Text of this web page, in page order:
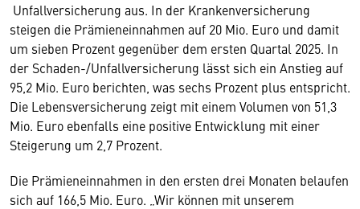
Unfallversicherung aus. In der Krankenversicherung
steigen die Prämieneinnahmen auf 20 Mio. Euro und damit
um sieben Prozent gegenüber dem ersten Quartal 2025. In
der Schaden-/Unfallversicherung lässt sich ein Anstieg auf
95,2 Mio. Euro berichten, was sechs Prozent plus entspricht.
Die Lebensversicherung zeigt mit einem Volumen von 51,3
Mio. Euro ebenfalls eine positive Entwicklung mit einer
Steigerung um 2,7 Prozent.
Die Prämieneinnahmen in den ersten drei Monaten belaufen
sich auf 166,5 Mio. Euro. „Wir können mit unserem